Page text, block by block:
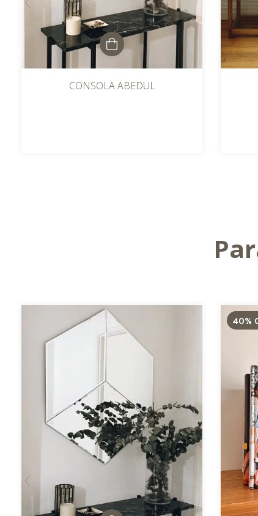
CONSOLA ABEDUL
40%